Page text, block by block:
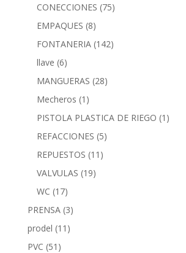
CONECCIONES (75)
EMPAQUES (8)
FONTANERIA (142)
llave (6)
MANGUERAS (28)
Mecheros (1)
PISTOLA PLASTICA DE RIEGO (1)
REFACCIONES (5)
REPUESTOS (11)
VALVULAS (19)
WC (17)
PRENSA (3)
prodel (11)
PVC (51)